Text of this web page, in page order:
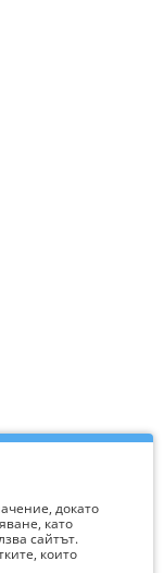
докато
като
сайтът.
които